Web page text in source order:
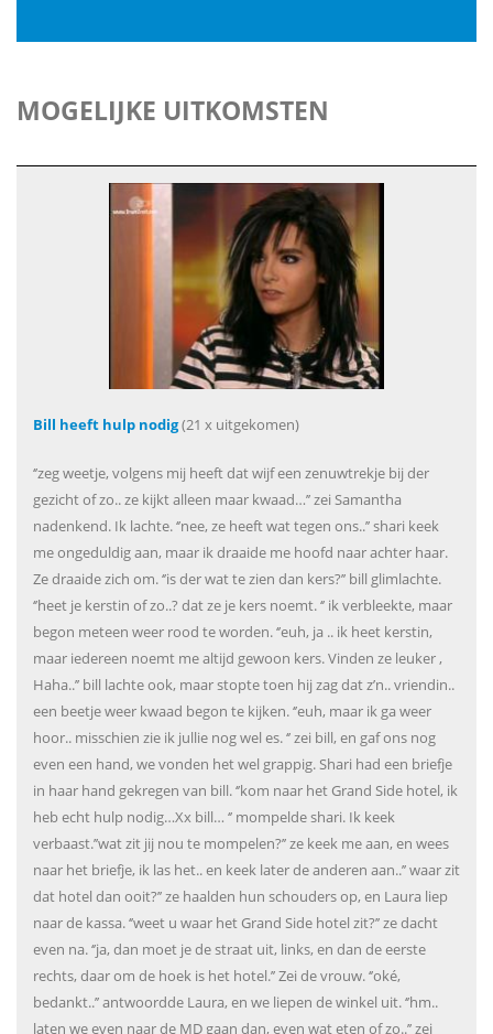
MOGELIJKE UITKOMSTEN
Bill heeft hulp nodig(21 x uitgekomen)
‘’zeg weetje, volgens mij heeft dat wijf een zenuwtrekje bij der
gezicht of zo.. ze kijkt alleen maar kwaad…’’ zei Samantha
nadenkend. Ik lachte. ‘’nee, ze heeft wat tegen ons..’’ shari keek
me ongeduldig aan, maar ik draaide me hoofd naar achter haar.
Ze draaide zich om. ‘’is der wat te zien dan kers?’’ bill glimlachte.
‘’heet je kerstin of zo..? dat ze je kers noemt. ‘’ ik verbleekte, maar
begon meteen weer rood te worden. ‘’euh, ja .. ik heet kerstin,
maar iedereen noemt me altijd gewoon kers. Vinden ze leuker ,
Haha..’’ bill lachte ook, maar stopte toen hij zag dat z’n.. vriendin..
een beetje weer kwaad begon te kijken. ‘’euh, maar ik ga weer
hoor.. misschien zie ik jullie nog wel es. ‘’ zei bill, en gaf ons nog
even een hand, we vonden het wel grappig. Shari had een briefje
in haar hand gekregen van bill. ‘’kom naar het Grand Side hotel, ik
heb echt hulp nodig…Xx bill… ‘’ mompelde shari. Ik keek
verbaast.’’wat zit jij nou te mompelen?’’ ze keek me aan, en wees
naar het briefje, ik las het.. en keek later de anderen aan..’’ waar zit
dat hotel dan ooit?’’ ze haalden hun schouders op, en Laura liep
naar de kassa. ‘’weet u waar het Grand Side hotel zit?’’ ze dacht
even na. ‘’ja, dan moet je de straat uit, links, en dan de eerste
rechts, daar om de hoek is het hotel.’’ Zei de vrouw. ‘’oké,
bedankt..’’ antwoordde Laura, en we liepen de winkel uit. ‘’hm..
laten we even naar de MD gaan dan, even wat eten of zo..’’ zei